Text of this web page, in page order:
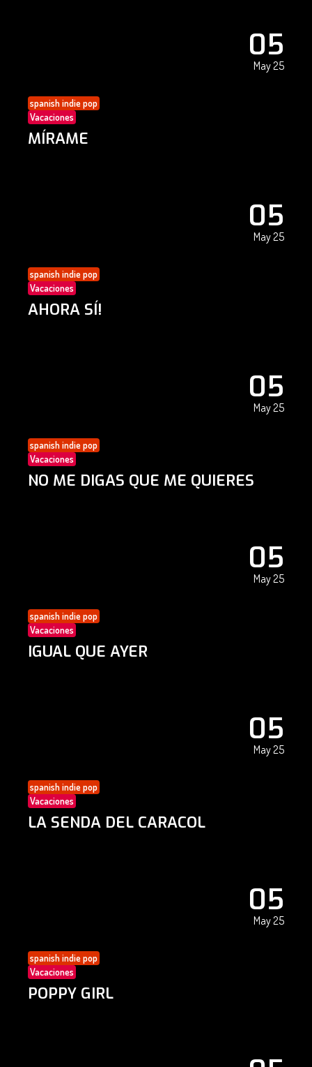
05
May 25
spanish indie pop
Vacaciones
MÍRAME
05
May 25
spanish indie pop
Vacaciones
AHORA SÍ!
05
May 25
spanish indie pop
Vacaciones
NO ME DIGAS QUE ME QUIERES
05
May 25
spanish indie pop
Vacaciones
IGUAL QUE AYER
05
May 25
spanish indie pop
Vacaciones
LA SENDA DEL CARACOL
05
May 25
spanish indie pop
Vacaciones
POPPY GIRL